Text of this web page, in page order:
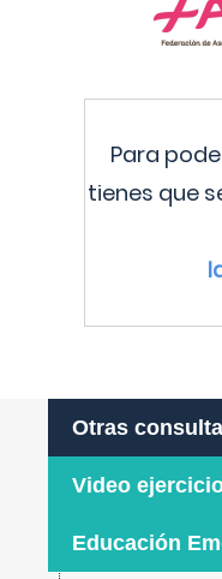
Para
tienes que
Otras
Video
Educación